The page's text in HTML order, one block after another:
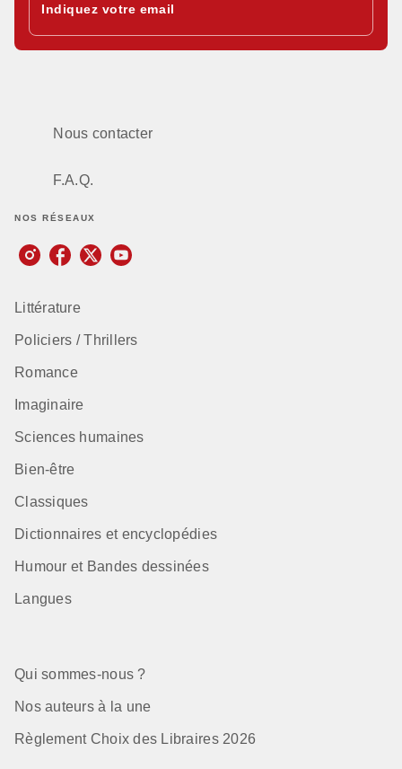
Indiquez votre email
Nous contacter
F.A.Q.
NOS RÉSEAUX
Littérature
Policiers / Thrillers
Romance
Imaginaire
Sciences humaines
Bien-être
Classiques
Dictionnaires et encyclopédies
Humour et Bandes dessinées
Langues
Qui sommes-nous ?
Nos auteurs à la une
Règlement Choix des Libraires 2026